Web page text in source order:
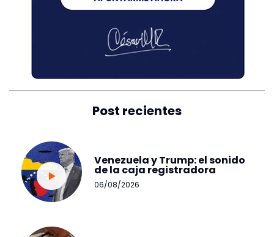
Post recientes
Venezuela y Trump: el sonido
de la caja registradora
06/08/2026